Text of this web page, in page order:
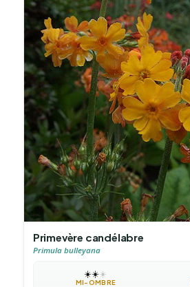
Primevère candélabre
Primula bulleyana
☀️☀️☀️
MI-OMBRE